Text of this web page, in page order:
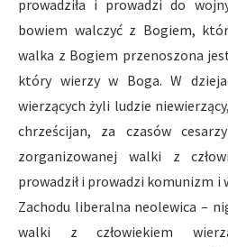
prowadziła i prowadzi do
bowiem walczyć z Bogiem,
walka z Bogiem przenoszona
który wierzy w Boga. W
wierzących żyli ludzie
chrześcijan, za czasów
zorganizowanej walki z
prowadził i prowadzi komunizm i
Zachodu liberalna neolewica –
walki z człowiekiem